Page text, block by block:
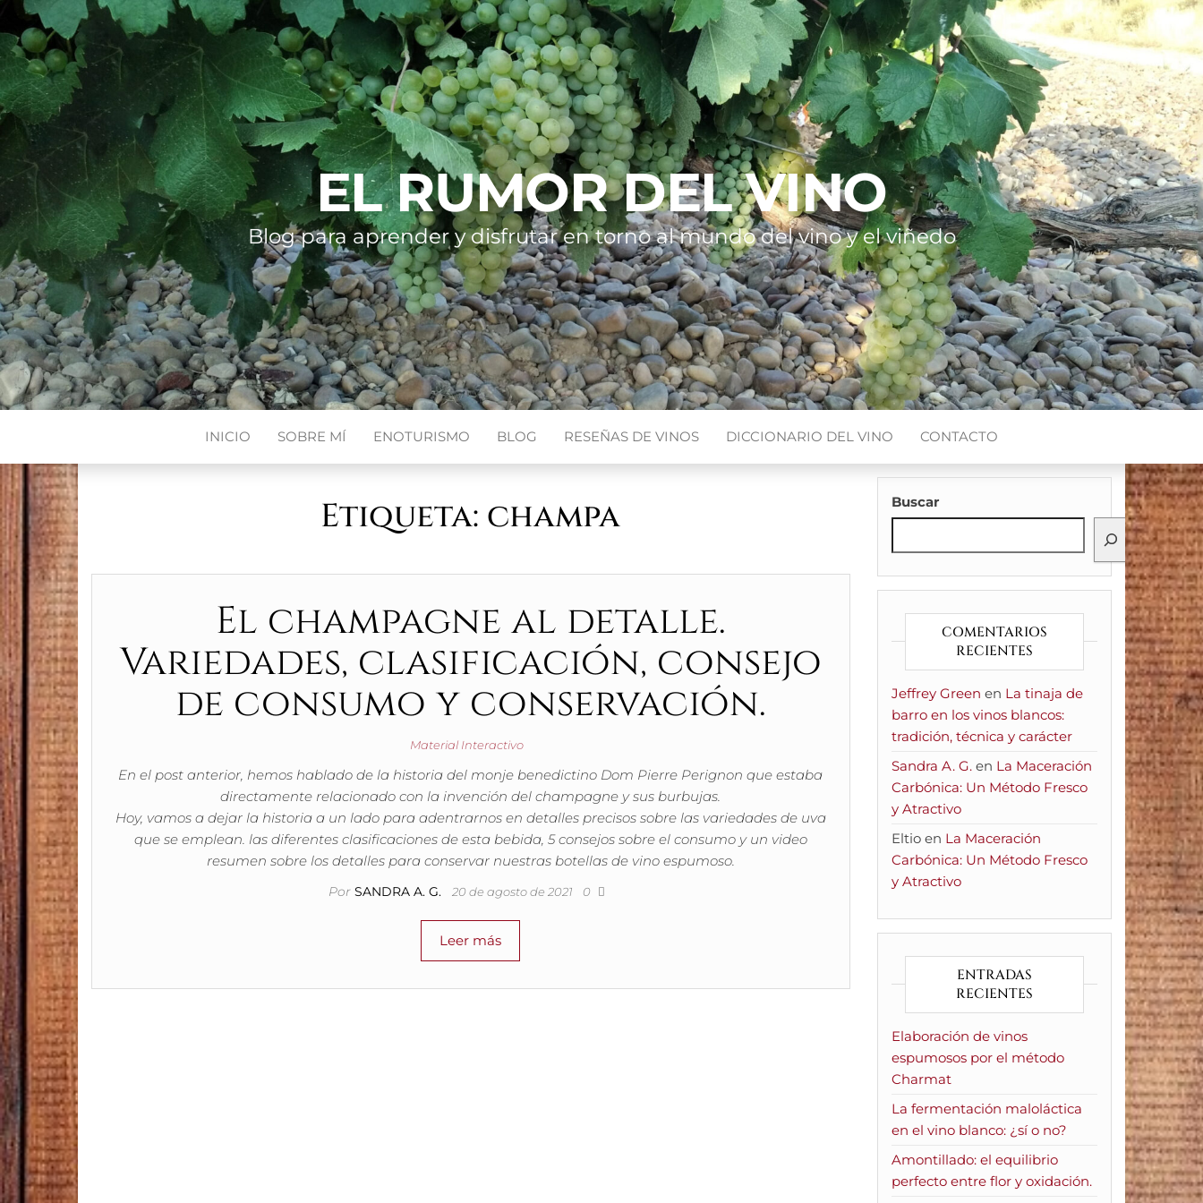
EL RUMOR DEL VINO
Blog para aprender y disfrutar en torno al mundo del vino y el viñedo
INICIO SOBRE MÍ ENOTURISMO BLOG RESEÑAS DE VINOS DICCIONARIO DEL VINO CONTACTO
Etiqueta: champa
El champagne al detalle.
Variedades, clasificación, consejo
de consumo y conservación.
Material Interactivo
En el post anterior, hemos hablado de la historia del monje benedictino Dom Pierre Perignon que estaba
directamente relacionado con la invención del champagne y sus burbujas.
Hoy, vamos a dejar la historia a un lado para adentrarnos en detalles precisos sobre las variedades de uva
que se emplean. las diferentes clasificaciones de esta bebida, 5 consejos sobre el consumo y un video
resumen sobre los detalles para conservar nuestras botellas de vino espumoso.
Por SANDRA A. G. 20 de agosto de 2021 0
Leer más
Buscar
COMENTARIOS
RECIENTES
Jeffrey Green en La tinaja de
barro en los vinos blancos:
tradición, técnica y carácter
Sandra A. G.en La Maceración
Carbónica: Un Método Fresco
y Atractivo
Eltioen La Maceración
Carbónica: Un Método Fresco
y Atractivo
ENTRADAS
RECIENTES
Elaboración de vinos
espumosos por el método
Charmat
La fermentación maloláctica
en el vino blanco: ¿sí o no?
Amontillado: el equilibrio
perfecto entre flor y oxidación.